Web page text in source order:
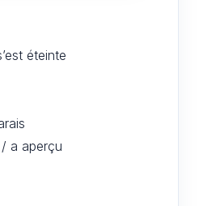
éteinte
a aperçu